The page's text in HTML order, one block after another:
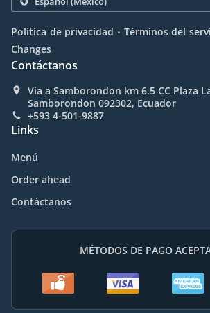
Política de privacidad . Términos del
Changes
Contáctanos
Via a Samborondon km 6.5 CC Plaza
Samborondon 092302, Ecuador
+593 4-501-9887
Links
Menú
Order ahead
Contáctanos
MÉTODOS DE PAGO